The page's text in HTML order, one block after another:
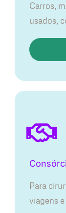
Carros,
usados,
Para
viagens